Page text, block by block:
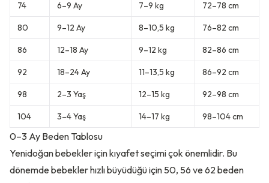
74 6–9 Ay 7–9 kg 72–78 cm
80 9–12 Ay 8–10,5 kg 76–82 cm
86 12–18 Ay 9–12 kg 82–86 cm
92 18–24 Ay 11–13,5 kg 86–92 cm
98 2–3 Yaş 12–15 kg 92–98 cm
104 3–4 Yaş 14–17 kg 98–104 cm
0–3 Ay Beden Tablosu
Yenidoğan bebekler için kıyafet seçimi çok önemlidir. Bu
dönemde bebekler hızlı büyüdüğü için 50, 56 ve 62 beden